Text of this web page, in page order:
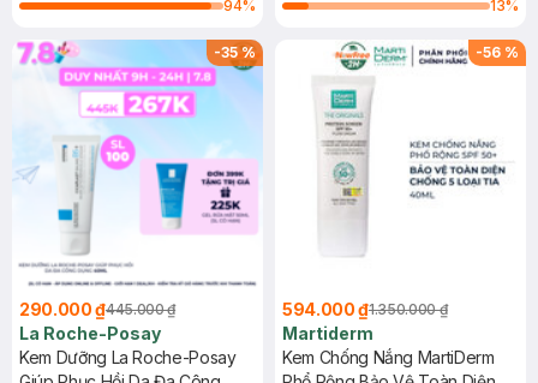
94%
13%
-35%
290.000 ₫445.000 ₫
La Roche-Posay
Kem Dưỡng La Roche-Posay
-56 %
594.000 ₫1.350.000 ₫
Martiderm
Kem Chống Nắng MartiDerm